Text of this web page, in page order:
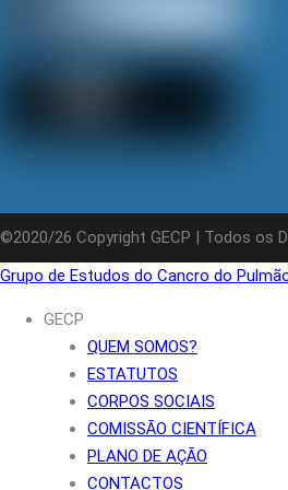
©2020/26 Copyright GECP | Todos os
Grupo de Estudos do Cancro do
GECP
QUEM SOMOS?
ESTATUTOS
CORPOS SOCIAIS
COMISSÃO CIENTÍFICA
PLANO DE AÇÃO
CONTACTOS